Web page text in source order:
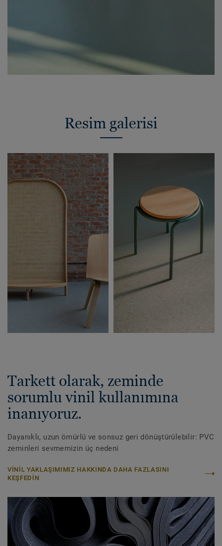
Resim galerisi
Tarkett olarak, zeminde
sorumlu vinil kullanımına
inanıyoruz.
Dayanıklı, uzun ömürlü ve sonsuz geri dönüştürülebilir: PVC
zeminleri sevmemizin üç nedeni
VINIL YAKLAŞIMIMIZ HAKKINDA DAHA FAZLASINI
KEŞFEDIN